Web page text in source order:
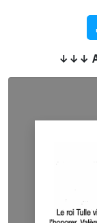
↓↓↓